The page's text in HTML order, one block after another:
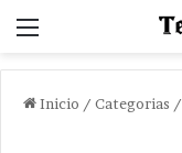
Menu
Inicio / Categorias /